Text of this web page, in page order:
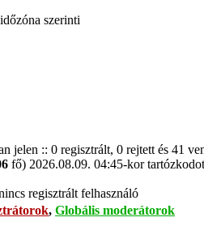
időzóna szerinti
jelen :: 0 regisztrált, 0 rejtett és 41
fő) 2026.08.09. 04:45-kor
regisztrált felhasználó
, Globális moderátorok